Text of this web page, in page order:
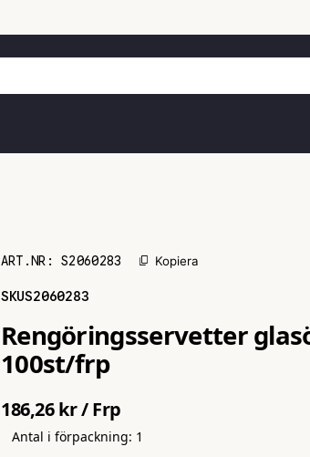
ART.NR:S2060283 Kopiera
SKUS2060283
Rengöringsservetter
100st/frp
186,26 kr/ Frp
Antal i förpackning: 1